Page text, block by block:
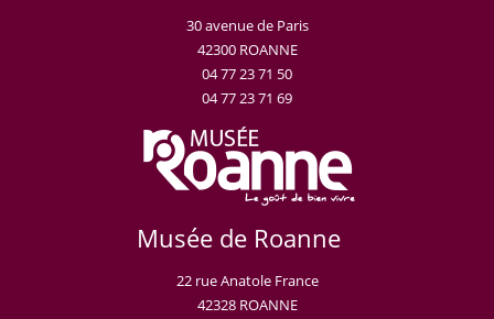
30 avenue de Paris
42300 ROANNE
04 77 23 71 50
04 77 23 71 69
Musée de Roanne
22 rue Anatole France
42328 ROANNE